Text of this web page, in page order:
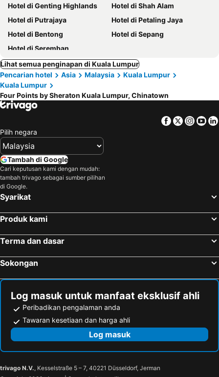
Hotel di Genting Highlands
Hotel di Shah Alam
Hotel di Putrajaya
Hotel di Petaling Jaya
Hotel di Bentong
Hotel di Sepang
Hotel di Seremban
Lihat semua penginapan di Kuala Lumpur
Pencarian hotel
Asia Malaysia
Kuala Lumpur
Kuala Lumpur
Four Points by Sheraton Kuala Lumpur, Chinatown
Facebook
Twitter
Pilih negara
Tambah di Google
Cari keputusan kami dengan mudah:
tambah trivago sebagai sumber pilihan
di Google.
Syarikat
Produk kami
Terma dan dasar
Sokongan
Log masuk untuk manfaat eksklusif ahli
Peribadikan pengalaman anda
Tawaran kesetiaan dan harga ahli
Log masuk
trivago N.V., Kesselstraße 5 – 7, 40221 Düsseldorf, Jerman